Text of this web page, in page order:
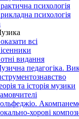
психологія
психологія
всі
видання
педагогіка.
та історія музики
хорові